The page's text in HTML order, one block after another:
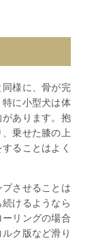
様に、骨が完
に小型犬は体
あります。抱
乗せた膝の上
ることはよく
させることは
けるようなら
リングの場合
ク版など滑り